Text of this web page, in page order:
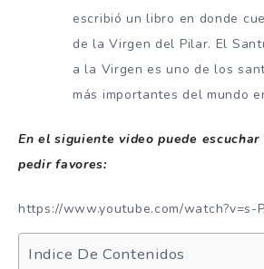
escribió un libro en donde
de la Virgen del Pilar. El
a la Virgen es uno de los
más importantes del mundo
En el siguiente video puede escuchar
pedir favores:
https://www.youtube.com/watch?v=s-
Indice De Contenidos